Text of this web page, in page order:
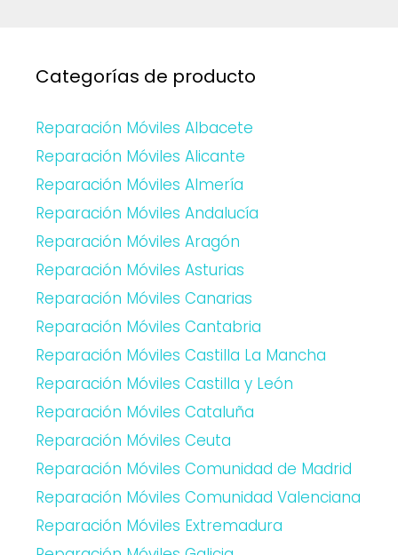
Categorías de producto
Reparación Móviles Albacete
Reparación Móviles Alicante
Reparación Móviles Almería
Reparación Móviles Andalucía
Reparación Móviles Aragón
Reparación Móviles Asturias
Reparación Móviles Canarias
Reparación Móviles Cantabria
Reparación Móviles Castilla La Mancha
Reparación Móviles Castilla y León
Reparación Móviles Cataluña
Reparación Móviles Ceuta
Reparación Móviles Comunidad de Madrid
Reparación Móviles Comunidad Valenciana
Reparación Móviles Extremadura